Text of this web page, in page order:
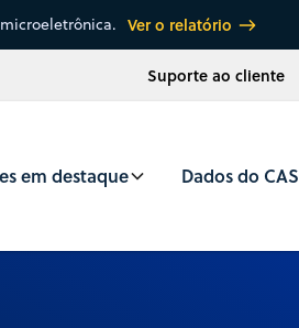
Ver o relatório
Suporte ao cliente
em destaque Dados do CAS